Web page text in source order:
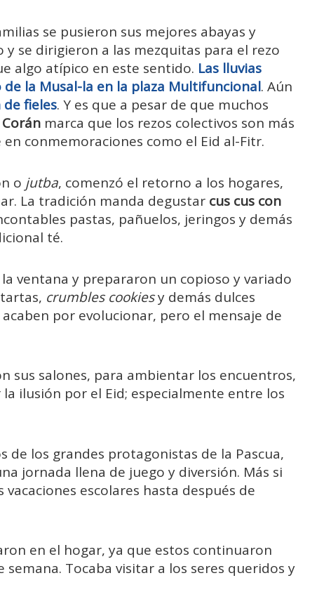
se pusieron sus mejores abayas y
se dirigieron a las mezquitas para el rezo
algo atípico en este sentido. Las lluvias
la Musal-la en la plaza Multifuncional. Aún
fieles. Y es que a pesar de que muchos
marca que los rezos colectivos son más
conmemoraciones como el Eid al-Fitr.
o jutba, comenzó el retorno a los hogares,
La tradición manda degustar cus cus con
pastas, pañuelos, jeringos y demás
té.
ventana y prepararon un copioso y variado
crumbles cookiesy demás dulces
por evolucionar, pero el mensaje de
sus salones, para ambientar los encuentros,
ilusión por el Eid; especialmente entre los
de los grandes protagonistas de la Pascua,
jornada llena de juego y diversión. Más si
escolares hasta después de
en el hogar, ya que estos continuaron
Tocaba visitar a los seres queridos y